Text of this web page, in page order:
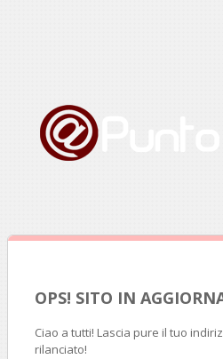
OPS! SITO IN
Ciao a tutti! Lascia pure il tuo
rilanciato!